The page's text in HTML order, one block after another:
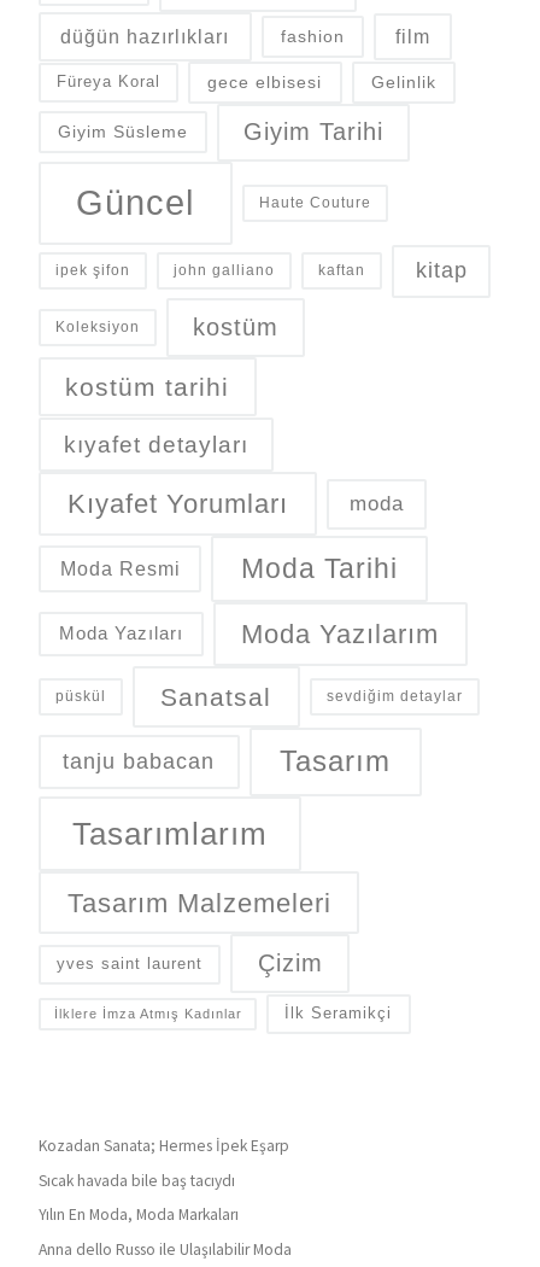
düğün hazırlıkları fashion film
Füreya Koral gece elbisesi Gelinlik
Giyim Süsleme Giyim Tarihi
Güncel Haute Couture
ipek şifon john galliano kaftan kitap
Koleksiyon kostüm
kostüm tarihi
kıyafet detayları
Kıyafet Yorumları moda
Moda Resmi Moda Tarihi
Moda Yazıları Moda Yazılarım
püskül Sanatsal sevdiğim detaylar
tanju babacan Tasarım
Tasarımlarım
Tasarım Malzemeleri
yves saint laurent Çizim
İlklere İmza Atmış Kadınlar İlk Seramikçi
Kozadan Sanata; Hermes İpek Eşarp
Sıcak havada bile baş tacıydı
Yılın En Moda, Moda Markaları
Anna dello Russo ile Ulaşılabilir Moda